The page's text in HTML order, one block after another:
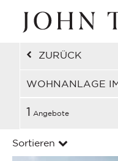
ZURÜCK
WOHNANLAGE
1 Angebote
Sortieren